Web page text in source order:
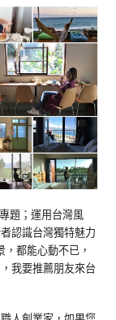
題；運用台灣風
認識台灣獨特魅力
，都能心動不已，
我要推薦朋友來台